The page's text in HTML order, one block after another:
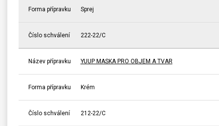
Forma přípravku Sprej
Číslo schválení 222-22/C
Název přípravku YUUP MASKA PRO OBJEM A TVAR
Forma přípravku Krém
Číslo schválení 212-22/C